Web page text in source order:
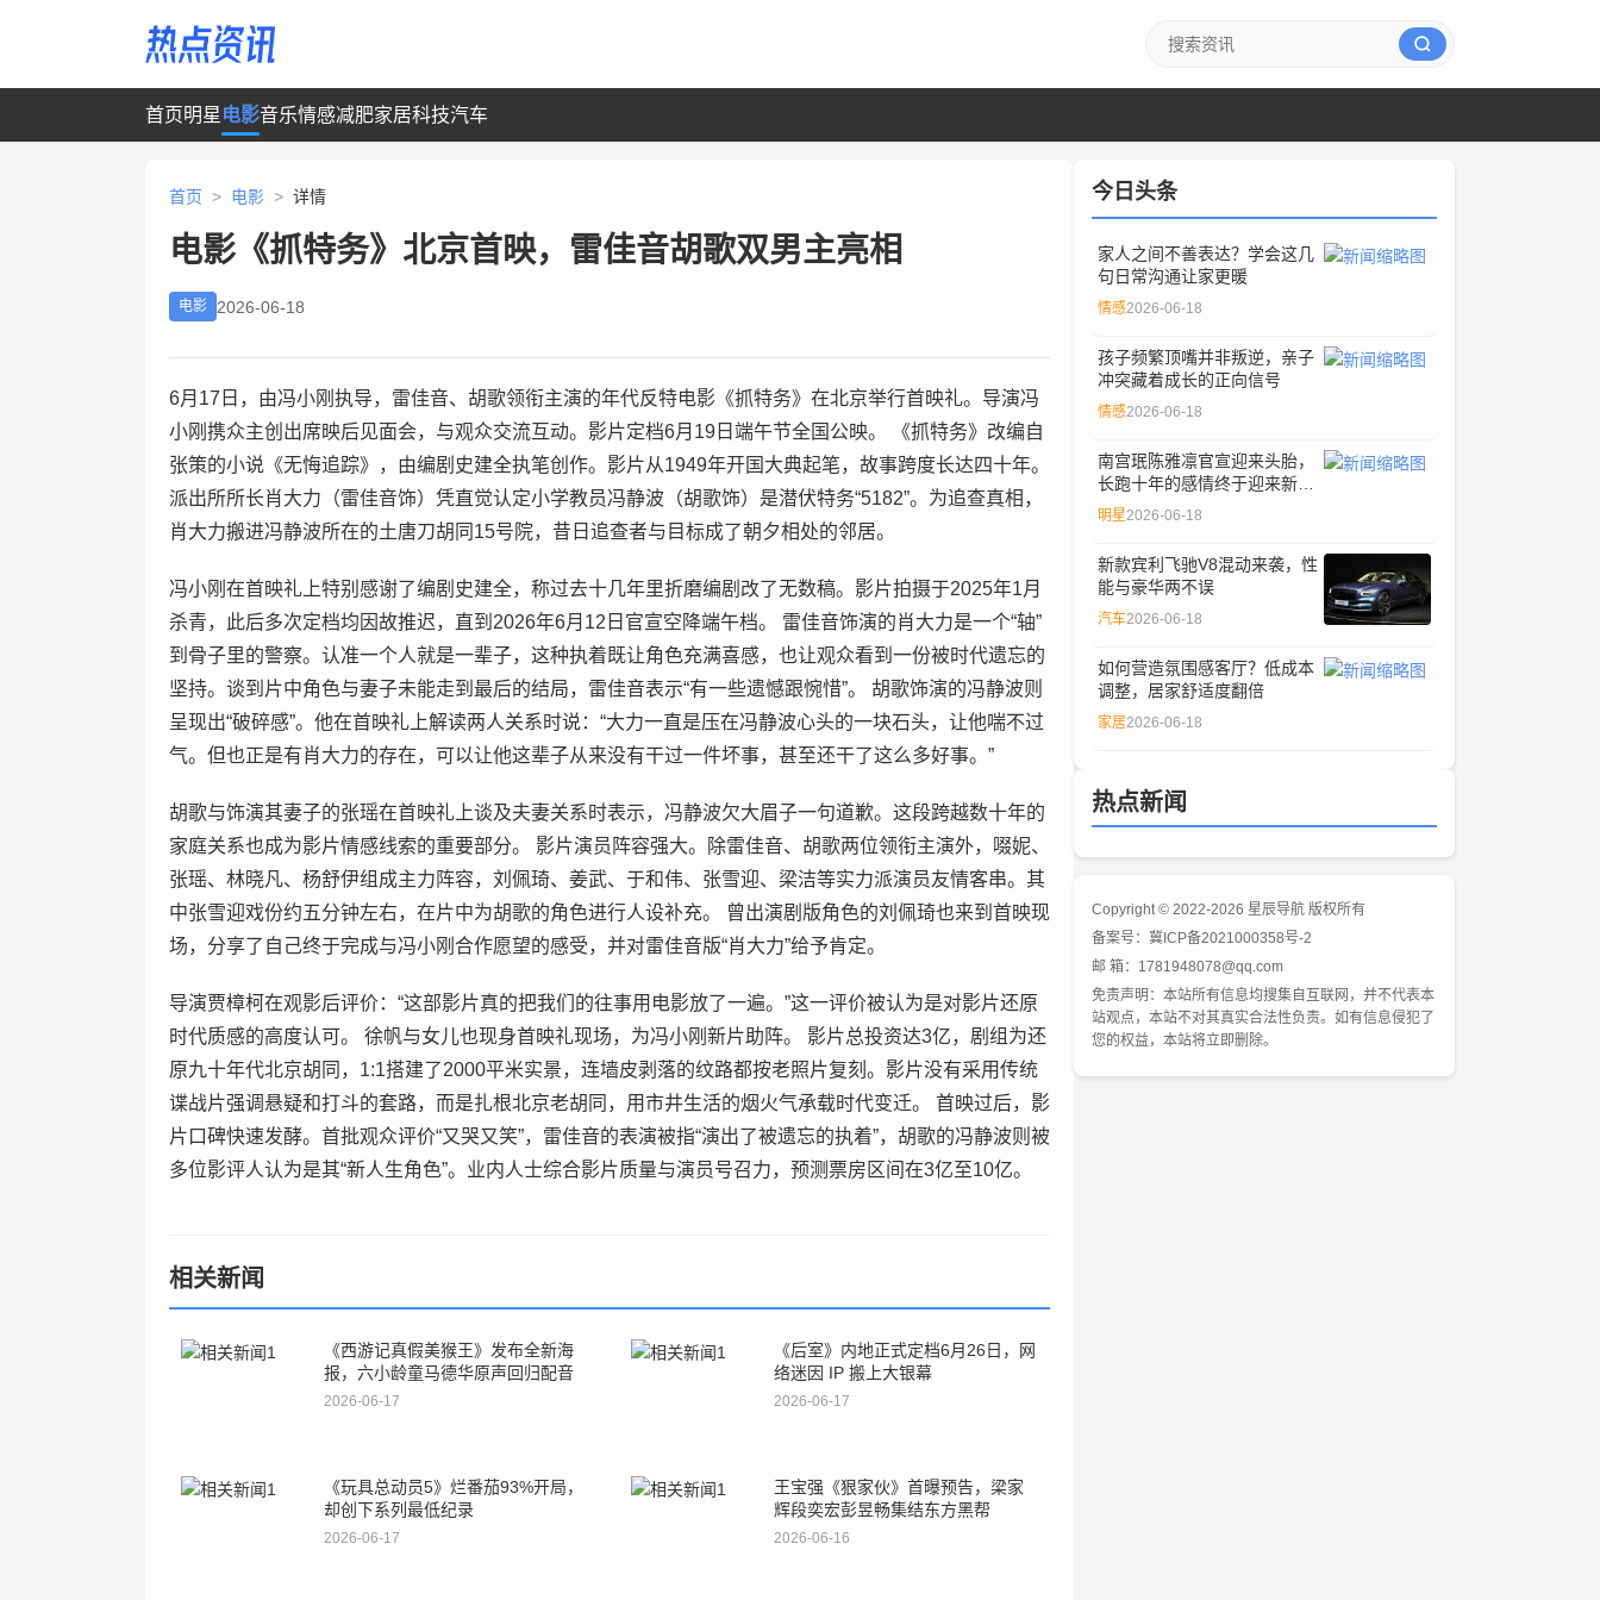
首页明星 电影音乐情感减肥家居科技汽车
首页 > 电影 > 详情
电影《抓特务》北京首映，雷佳音胡歌双男主亮相
电影 2026-06-18
6月17日，由冯小刚执导，雷佳音、胡歌领衔主演的年代反特电影《抓特务》在北京举行首映礼。导演冯
小刚携众主创出席映后见面会，与观众交流互动。影片定档6月19日端午节全国公映。 《抓特务》改编自
张策的小说《无悔追踪》，由编剧史建全执笔创作。影片从1949年开国大典起笔，故事跨度长达四十年。
派出所所长肖大力（雷佳音饰）凭直觉认定小学教员冯静波（胡歌饰）是潜伏特务“5182”。为追查真相，
肖大力搬进冯静波所在的土唐刀胡同15号院，昔日追查者与目标成了朝夕相处的邻居。
冯小刚在首映礼上特别感谢了编剧史建全，称过去十几年里折磨编剧改了无数稿。影片拍摄于2025年1月
杀青，此后多次定档均因故推迟，直到2026年6月12日官宣空降端午档。 雷佳音饰演的肖大力是一个“轴”
到骨子里的警察。认准一个人就是一辈子，这种执着既让角色充满喜感，也让观众看到一份被时代遗忘的
坚持。谈到片中角色与妻子未能走到最后的结局，雷佳音表示“有一些遗憾跟惋惜”。 胡歌饰演的冯静波则
呈现出“破碎感”。他在首映礼上解读两人关系时说：“大力一直是压在冯静波心头的一块石头，让他喘不过
气。但也正是有肖大力的存在，可以让他这辈子从来没有干过一件坏事，甚至还干了这么多好事。”
胡歌与饰演其妻子的张瑶在首映礼上谈及夫妻关系时表示，冯静波欠大眉子一句道歉。这段跨越数十年的
家庭关系也成为影片情感线索的重要部分。 影片演员阵容强大。除雷佳音、胡歌两位领衔主演外，啜妮、
张瑶、林晓凡、杨舒伊组成主力阵容，刘佩琦、姜武、于和伟、张雪迎、梁洁等实力派演员友情客串。其
中张雪迎戏份约五分钟左右，在片中为胡歌的角色进行人设补充。 曾出演剧版角色的刘佩琦也来到首映现
场，分享了自己终于完成与冯小刚合作愿望的感受，并对雷佳音版“肖大力”给予肯定。
导演贾樟柯在观影后评价：“这部影片真的把我们的往事用电影放了一遍。”这一评价被认为是对影片还原
时代质感的高度认可。 徐帆与女儿也现身首映礼现场，为冯小刚新片助阵。 影片总投资达3亿，剧组为还
原九十年代北京胡同，1:1搭建了2000平米实景，连墙皮剥落的纹路都按老照片复刻。影片没有采用传统
谍战片强调悬疑和打斗的套路，而是扎根北京老胡同，用市井生活的烟火气承载时代变迁。 首映过后，影
片口碑快速发酵。首批观众评价“又哭又笑”，雷佳音的表演被指“演出了被遗忘的执着”，胡歌的冯静波则被
多位影评人认为是其“新人生角色”。业内人士综合影片质量与演员号召力，预测票房区间在3亿至10亿。
相关新闻
《西游记真假美猴王》发布全新海
报，六小龄童马德华原声回归配音
2026-06-17
《后室》内地正式定档6月26日，网
络迷因 IP 搬上大银幕
2026-06-17
《玩具总动员5》烂番茄93%开局，
却创下系列最低纪录
2026-06-17
王宝强《狠家伙》首曝预告，梁家
辉段奕宏彭昱畅集结东方黑帮
2026-06-16
今日头条
家人之间不善表达？学会这几
句日常沟通让家更暖
情感2026-06-18
孩子频繁顶嘴并非叛逆，亲子
冲突藏着成长的正向信号
情感2026-06-18
南宫珉陈雅凛官宣迎来头胎，
长跑十年的感情终于迎来新成
员
明星2026-06-18
新款宾利飞驰V8混动来袭，性
能与豪华两不误
汽车2026-06-18
如何营造氛围感客厅？低成本
调整，居家舒适度翻倍
家居2026-06-18
热点新闻
Copyright © 2022-2026 星辰导航 版权所有
备案号： 冀ICP备2021000358号-2
邮 箱：1781948078@qq.com
免责声明：本站所有信息均搜集自互联网，并不代表本
站观点，本站不对其真实合法性负责。如有信息侵犯了
您的权益，本站将立即删除。